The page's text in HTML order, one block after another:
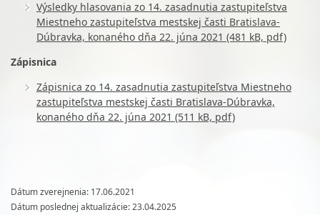
Výsledky hlasovania zo 14. zasadnutia zastupiteľstva
Miestneho zastupiteľstva mestskej časti Bratislava-
Dúbravka, konaného dňa 22. júna 2021 (481 kB, pdf)
Zápisnica
Zápisnica zo 14. zasadnutia zastupiteľstva Miestneho
zastupiteľstva mestskej časti Bratislava-Dúbravka,
konaného dňa 22. júna 2021 (511 kB, pdf)
Dátum zverejnenia: 17.06.2021
Dátum poslednej aktualizácie: 23.04.2025